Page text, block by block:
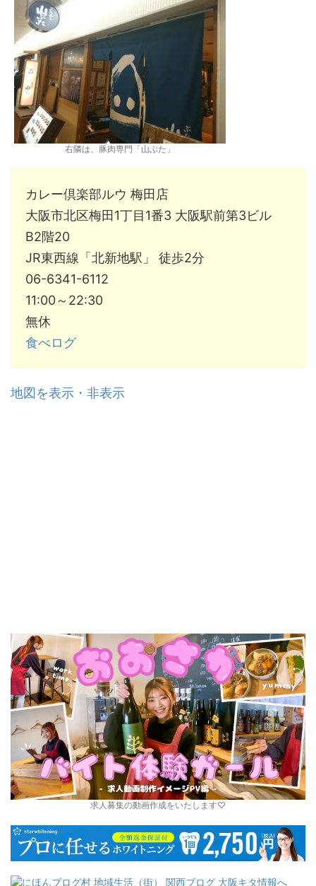
右隣は、豚肉専門「山ぶた」
カレー倶楽部ルウ 梅田店
大阪市北区梅田1丁目1番3 大阪駅前第3ビル
B2階20
JR東西線「北新地駅」 徒歩2分
06-6341-6112
11:00～22:30
無休
食べログ
地図を表示・非表示
求人募集の動画作成をいたします♡